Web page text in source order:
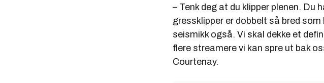
– Tenk deg at du klipper plenen. Du
gressklipper er dobbelt så bred
seismikk også. Vi skal dekke et
flere streamere vi kan spre ut bak
Courtenay.